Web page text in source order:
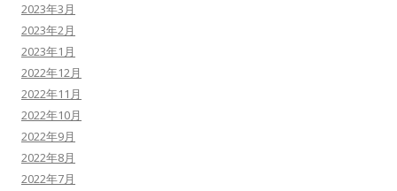
2023年3月
2023年2月
2023年1月
2022年12月
2022年11月
2022年10月
2022年9月
2022年8月
2022年7月